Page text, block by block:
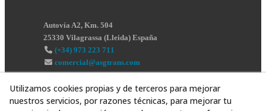
Autovía A2, Km. 504
25330 Vilagrassa (Lleida) España
(+34) 973 223 711
comercial@asgtrans.com
Utilizamos cookies propias y de terceros para mejorar
nuestros servicios, por razones técnicas, para mejorar tu